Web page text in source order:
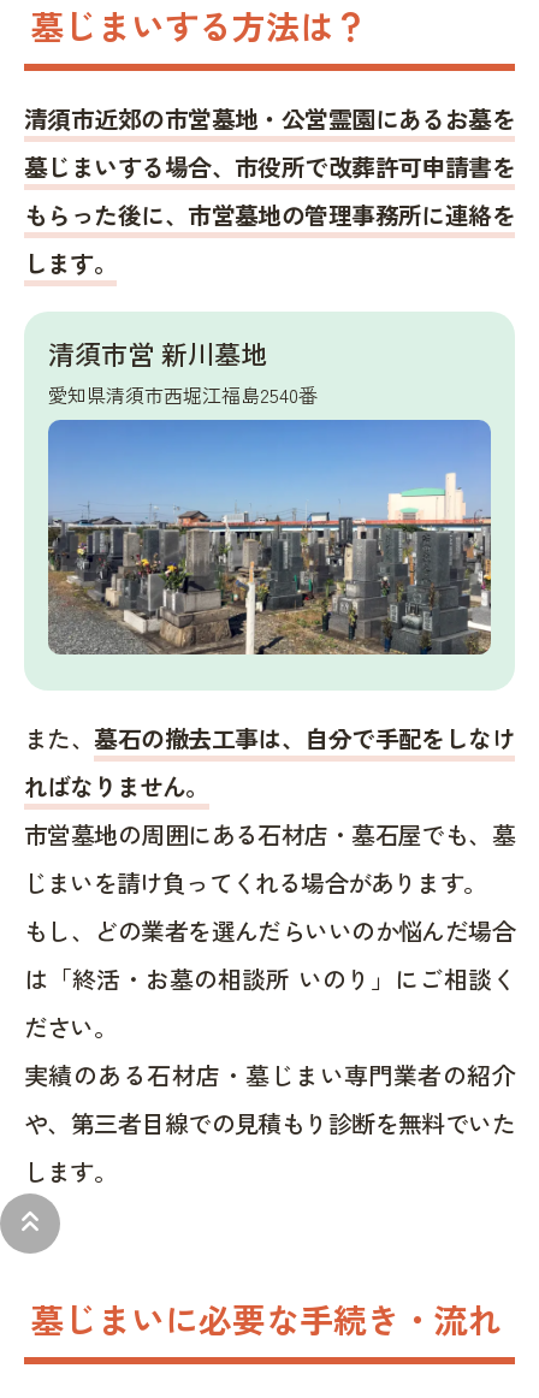
keyboard_double_arrow_up
墓じまいする方法は？
清須市近郊の市営墓地・公営霊園にあるお墓を
墓じまいする場合、市役所で改葬許可申請書を
もらった後に、市営墓地の管理事務所に連絡を
します。
清須市営 新川墓地
愛知県清須市西堀江福島2540番
また、墓石の撤去工事は、自分で手配をしなけ
ればなりません。
市営墓地の周囲にある石材店・墓石屋でも、墓
じまいを請け負ってくれる場合があります。
もし、どの業者を選んだらいいのか悩んだ場合
は「終活・お墓の相談所 いのり」にご相談く
ださい。
実績のある石材店・墓じまい専門業者の紹介
や、第三者目線での見積もり診断を無料でいた
します。
墓じまいに必要な手続き・流れ